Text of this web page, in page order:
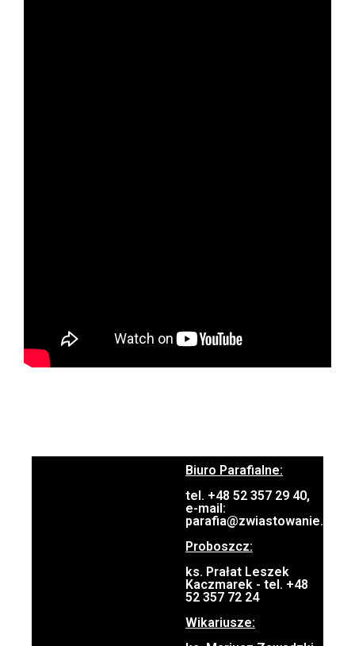
Biuro Parafialne:
tel. +48 52 357 29 40,
e-mail:
parafia@zwiastowanie.pl
Proboszcz:
ks. Prałat Leszek
Kaczmarek - tel. +48
52 357 72 24
Wikariusze: